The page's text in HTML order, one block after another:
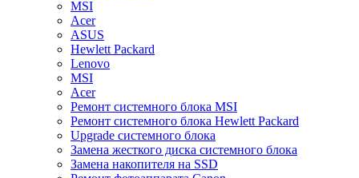
MSI
Acer
ASUS
Hewlett Packard
Lenovo
MSI
Acer
Ремонт системного блока MSI
Ремонт системного блока Hewlett Packard
Upgrade системного блока
Замена жесткого диска системного блока
Замена накопителя на SSD